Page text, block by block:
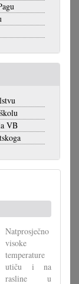
VB
Natprosječno
visoke
temperature
utiču i na
rasline u